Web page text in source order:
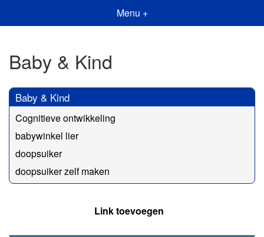
Menu +
Baby & Kind
Baby & Kind
Cognitieve ontwikkeling
babywinkel lier
doopsuiker
doopsuiker zelf maken
Link toevoegen